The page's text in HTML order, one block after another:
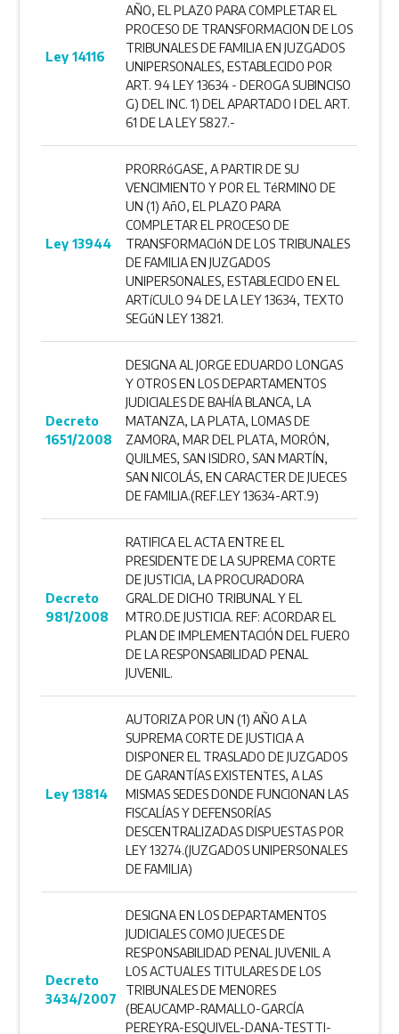
Ley 14116
AÑO, EL PLAZO PARA COMPLETAR EL
PROCESO DE TRANSFORMACION DE LOS
TRIBUNALES DE FAMILIA EN JUZGADOS
UNIPERSONALES, ESTABLECIDO POR
ART. 94 LEY 13634 - DEROGA SUBINCISO
G) DEL INC. 1) DEL APARTADO I DEL ART.
61 DE LA LEY 5827.-
Ley 13944
PRORRóGASE, A PARTIR DE SU
VENCIMIENTO Y POR EL TéRMINO DE
UN (1) AñO, EL PLAZO PARA
COMPLETAR EL PROCESO DE
TRANSFORMACIóN DE LOS TRIBUNALES
DE FAMILIA EN JUZGADOS
UNIPERSONALES, ESTABLECIDO EN EL
ARTíCULO 94 DE LA LEY 13634, TEXTO
SEGúN LEY 13821.
Decreto
1651/2008
DESIGNA AL JORGE EDUARDO LONGAS
Y OTROS EN LOS DEPARTAMENTOS
JUDICIALES DE BAHÍA BLANCA, LA
MATANZA, LA PLATA, LOMAS DE
ZAMORA, MAR DEL PLATA, MORÓN,
QUILMES, SAN ISIDRO, SAN MARTÍN,
SAN NICOLÁS, EN CARACTER DE JUECES
DE FAMILIA.(REF.LEY 13634-ART.9)
Decreto
981/2008
RATIFICA EL ACTA ENTRE EL
PRESIDENTE DE LA SUPREMA CORTE
DE JUSTICIA, LA PROCURADORA
GRAL.DE DICHO TRIBUNAL Y EL
MTRO.DE JUSTICIA. REF: ACORDAR EL
PLAN DE IMPLEMENTACIÓN DEL FUERO
DE LA RESPONSABILIDAD PENAL
JUVENIL.
Ley 13814
AUTORIZA POR UN (1) AÑO A LA
SUPREMA CORTE DE JUSTICIA A
DISPONER EL TRASLADO DE JUZGADOS
DE GARANTÍAS EXISTENTES, A LAS
MISMAS SEDES DONDE FUNCIONAN LAS
FISCALÍAS Y DEFENSORÍAS
DESCENTRALIZADAS DISPUESTAS POR
LEY 13274.(JUZGADOS UNIPERSONALES
DE FAMILIA)
Decreto
3434/2007
DESIGNA EN LOS DEPARTAMENTOS
JUDICIALES COMO JUECES DE
RESPONSABILIDAD PENAL JUVENIL A
LOS ACTUALES TITULARES DE LOS
TRIBUNALES DE MENORES
(BEAUCAMP-RAMALLO-GARCÍA
PEREYRA-ESQUIVEL-DANA-TESTTI-